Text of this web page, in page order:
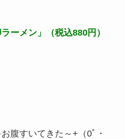
ーメン」（税込880円）
腹すいてきた～+（0ﾟ・